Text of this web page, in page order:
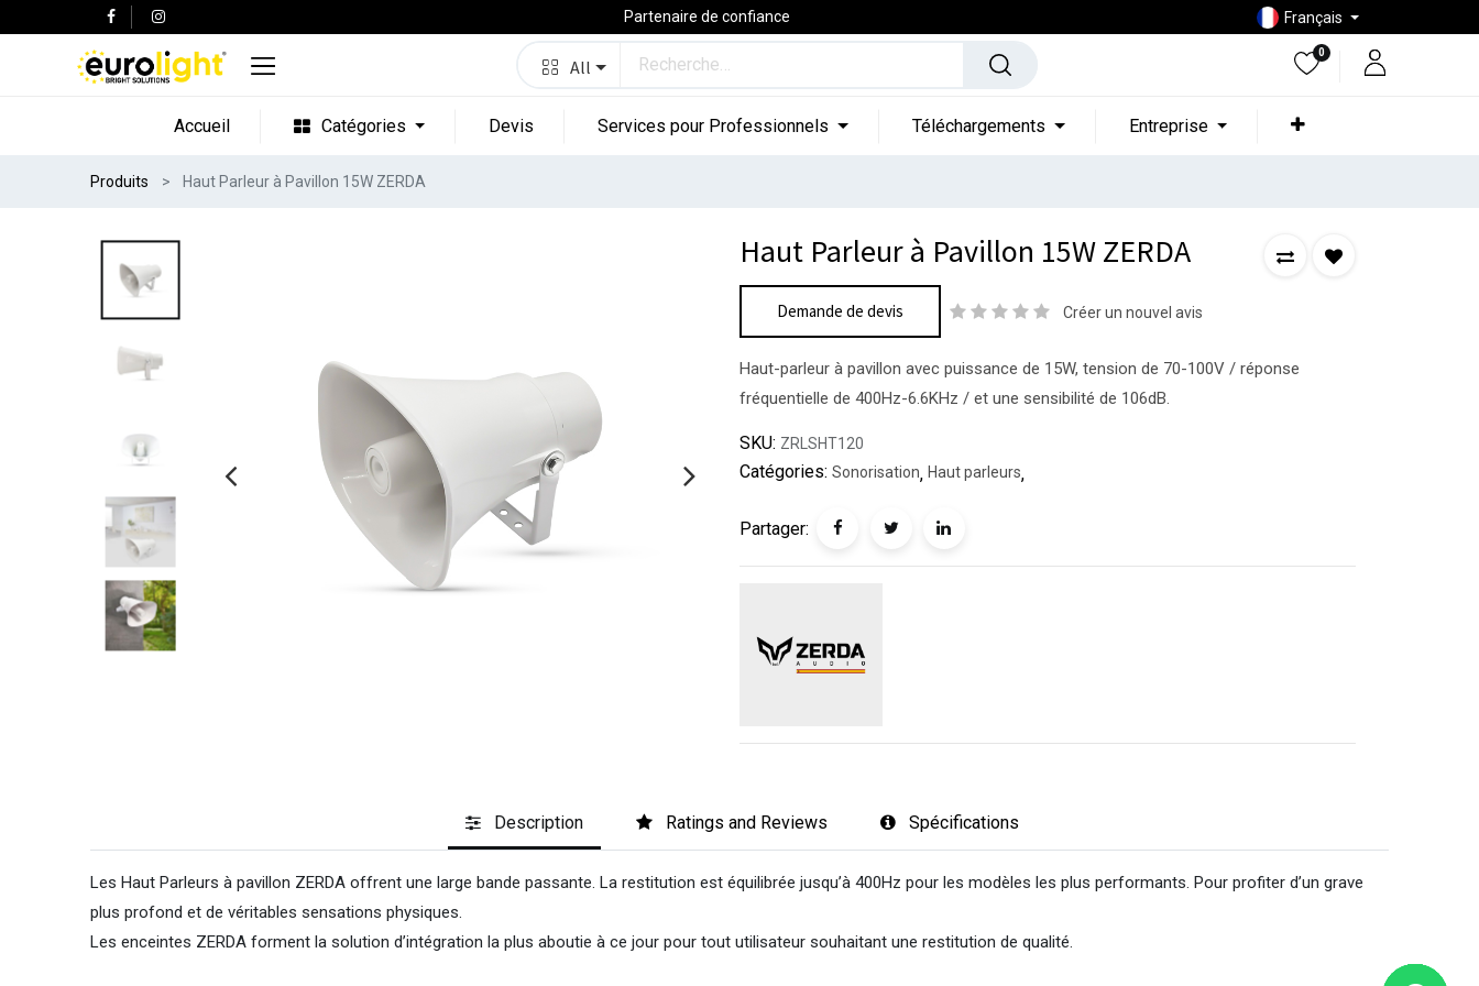
Partenaire de confiance Français
All
0
Accueil Catégories Devis Services pour Professionnels Téléchargements Entreprise
Produits Haut Parleur à Pavillon 15W ZERDA
Haut Parleur à Pavillon 15W ZERDA
Demande de devis Créer un nouvel avis
Haut-parleur à pavillon avec puissance de 15W, tension de 70-100V / réponse
fréquentielle de 400Hz-6.6KHz / et une sensibilité de 106dB.
SKU: ZRLSHT120
Catégories: Sonorisation, Haut parleurs,
Partager:
Description Ratings and Reviews Spécifications
Les Haut Parleurs à pavillon ZERDA offrent une large bande passante. La restitution est équilibrée jusqu’à 400Hz pour les modèles les plus performants. Pour profiter d’un grave
plus profond et de véritables sensations physiques.
Les enceintes ZERDA forment la solution d’intégration la plus aboutie à ce jour pour tout utilisateur souhaitant une restitution de qualité.